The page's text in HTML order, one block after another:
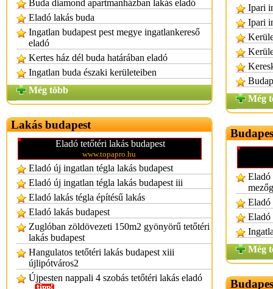
Buda diamond apartmanházban lakás eladó
Eladó lakás buda
Ingatlan budapest pest megye ingatlankereső
eladó
Kertes ház dél buda határában eladó
Ingatlan buda északi kerületeiben
Még több
Lakás budapest
Eladó tetőtéri lakás budapest
www.topapro.hu
Eladó új ingatlan tégla lakás budapest
Eladó új ingatlan tégla lakás budapest iii
Eladó lakás tégla építésű lakás
Eladó lakás budapest
Zuglóban zöldövezeti 150m2 gyönyörű tetőtéri
lakás budapest
Hangulatos tetőtéri lakás budapest xiii
újlipótváros2
Újpesten nappali 4 szobás tetőtéri lakás eladó
Ipari
Ipari
Még
Eladó
Eladó
Eladó
Még